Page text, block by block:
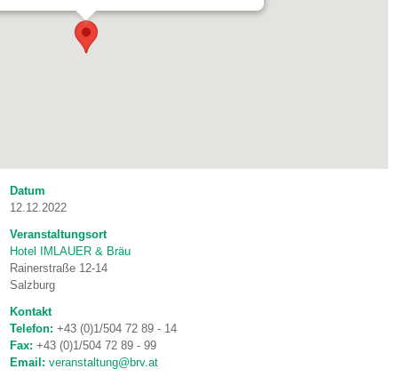
Datum
12.12.2022
Veranstaltungsort
Hotel IMLAUER & Bräu
Rainerstraße 12-14
Salzburg
Kontakt
Telefon:+43 (0)1/504 72 89 - 14
Fax:+43 (0)1/504 72 89 - 99
Email: veranstaltung@brv.at